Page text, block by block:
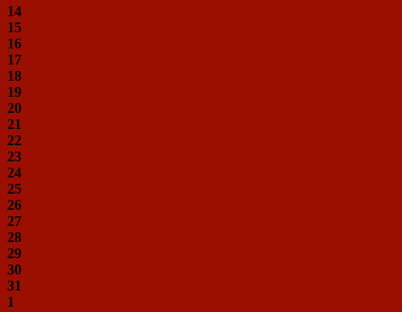
14
15
16
17
18
19
20
21
22
23
24
25
26
27
28
29
30
31
1